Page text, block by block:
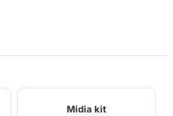
Midia kit